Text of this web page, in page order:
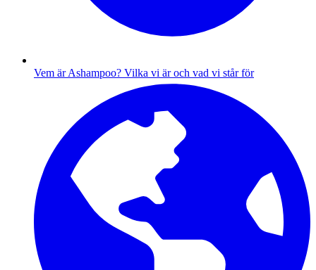
Vem är Ashampoo? Vilka vi är och vad vi står för